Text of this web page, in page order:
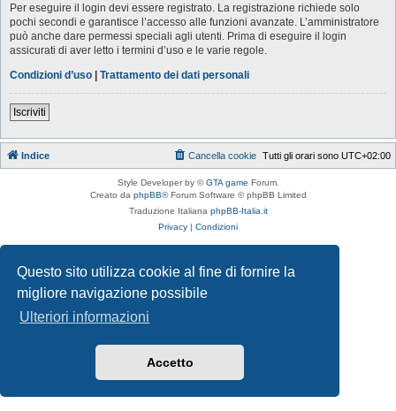
Questo sito utilizza cookie al fine di fornire la
migliore navigazione possibile
Ulteriori informazioni
Accetto
Per eseguire il login devi essere registrato. La registrazione richiede solo
pochi secondi e garantisce l’accesso alle funzioni avanzate. L’amministratore
può anche dare permessi speciali agli utenti. Prima di eseguire il login
assicurati di aver letto i termini d’uso e le varie regole.
Condizioni d’uso | Trattamento dei dati personali
Iscriviti
Indice Tutti gli orari sono UTC+02:00
Cancella cookie
Style Developer by ©GTA game Forum.
Creato da phpBB® Forum Software © phpBB Limited
Traduzione Italiana phpBB-Italia.it
Privacy | Condizioni